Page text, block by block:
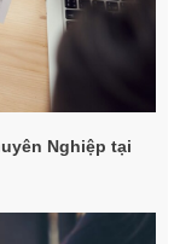
Nghiệp tại